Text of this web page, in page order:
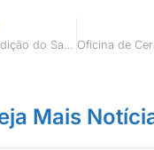
Vem aí a 2ª edição do Samba Casimiro
Mais